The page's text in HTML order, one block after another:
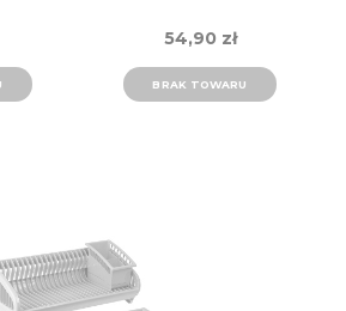
54,90 zł
BRAK TOWARU